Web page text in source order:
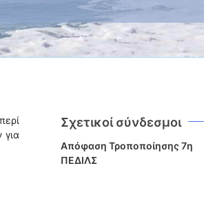
Σχετικοί σύνδεσμοι
Απόφαση Τροποποίησης 7η
ΠΕΔΙΛΣ